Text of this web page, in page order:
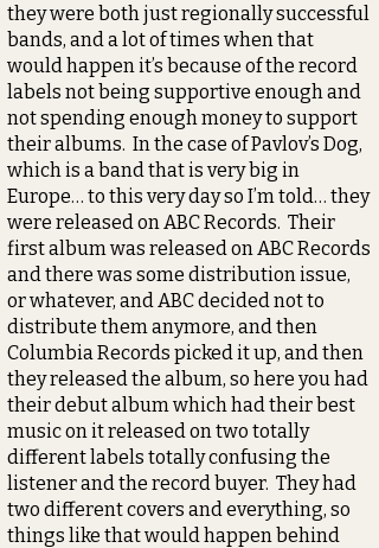
they were both just regionally successful
bands, and a lot of times when that
would happen it’s because of the record
labels not being supportive enough and
not spending enough money to support
their albums. In the case of Pavlov’s Dog,
which is a band that is very big in
Europe… to this very day so I’m told… they
were released on ABC Records. Their
first album was released on ABC Records
and there was some distribution issue,
or whatever, and ABC decided not to
distribute them anymore, and then
Columbia Records picked it up, and then
they released the album, so here you had
their debut album which had their best
music on it released on two totally
different labels totally confusing the
listener and the record buyer. They had
two different covers and everything, so
things like that would happen behind